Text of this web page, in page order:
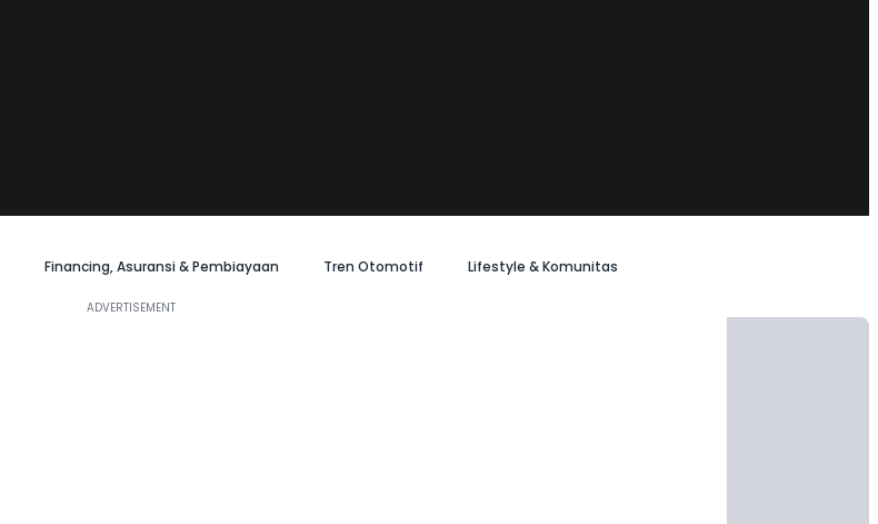
Financing, Asuransi & Pembiayaan Tren Otomotif Lifestyle & Komunitas